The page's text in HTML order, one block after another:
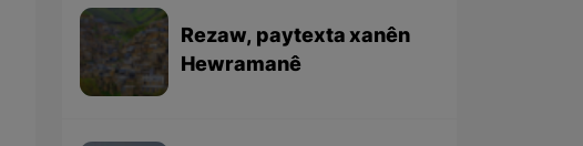
Rezaw, paytexta xanên
Hewramanê